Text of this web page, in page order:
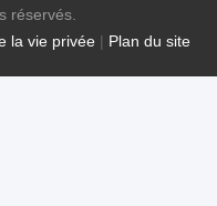
la vie privée| Plan du site
réservés.